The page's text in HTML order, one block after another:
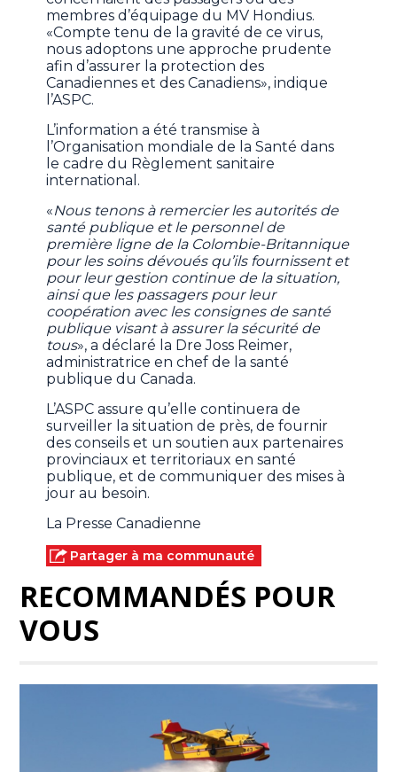
membres d’équipage du MV Hondius.
«Compte tenu de la gravité de ce virus,
nous adoptons une approche prudente
afin d’assurer la protection des
Canadiennes et des Canadiens», indique
l’ASPC.
L’information a été transmise à
l’Organisation mondiale de la Santé dans
le cadre du Règlement sanitaire
international.
«Nous tenons à remercier les autorités de
santé publique et le personnel de
première ligne de la Colombie-Britannique
pour les soins dévoués qu’ils fournissent et
pour leur gestion continue de la situation,
ainsi que les passagers pour leur
coopération avec les consignes de santé
publique visant à assurer la sécurité de
tous», a déclaré la Dre Joss Reimer,
administratrice en chef de la santé
publique du Canada.
L’ASPC assure qu’elle continuera de
surveiller la situation de près, de fournir
des conseils et un soutien aux partenaires
provinciaux et territoriaux en santé
publique, et de communiquer des mises à
jour au besoin.
La Presse Canadienne
Partager à ma communauté
RECOMMANDÉS POUR
VOUS